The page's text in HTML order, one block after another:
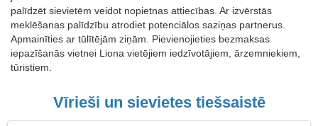
palīdzēt sievietēm veidot nopietnas attiecības. Ar izvērstās
meklēšanas palīdzību atrodiet potenciālos saziņas partnerus.
Apmainīties ar tūlītējām ziņām. Pievienojieties bezmaksas
iepazīšanās vietnei Liona vietējiem iedzīvotājiem, ārzemniekiem,
tūristiem.
Vīrieši un sievietes tiešsaistē